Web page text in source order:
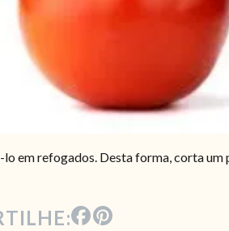
em refogados. Desta forma, corta um